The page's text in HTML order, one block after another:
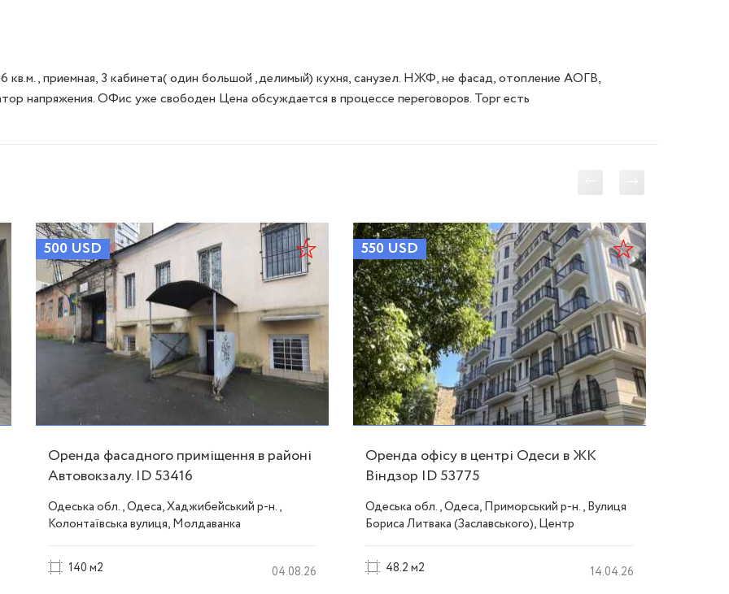
кв.м., приемная, 3 кабинета( один большой ,делимый) кухня, санузел. НЖФ, не фасад, отопление АОГВ,
напряжения. ОФис уже свободен Цена обсуждается в процессе переговоров. Торг есть
500 USD
Оренда фасадного приміщення в районі
Автовокзалу. ID 53416
Одеська обл., Одеса, Хаджибейський р-н.,
Колонтаївська вулиця, Молдаванка
140 м2 04.08.26
550 USD
Оренда офісу в центрі Одеси в ЖК
Віндзор ID 53775
Одеська обл., Одеса, Приморський р-н., Вулиця
Бориса Литвака (Заславського), Центр
48.2 м2 14.04.26